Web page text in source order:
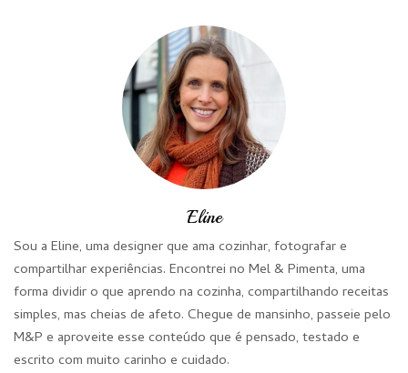
Eline
Sou a Eline, uma designer que ama cozinhar, fotografar e
compartilhar experiências. Encontrei no Mel & Pimenta, uma
forma dividir o que aprendo na cozinha, compartilhando receitas
simples, mas cheias de afeto. Chegue de mansinho, passeie pelo
M&P e aproveite esse conteúdo que é pensado, testado e
escrito com muito carinho e cuidado.